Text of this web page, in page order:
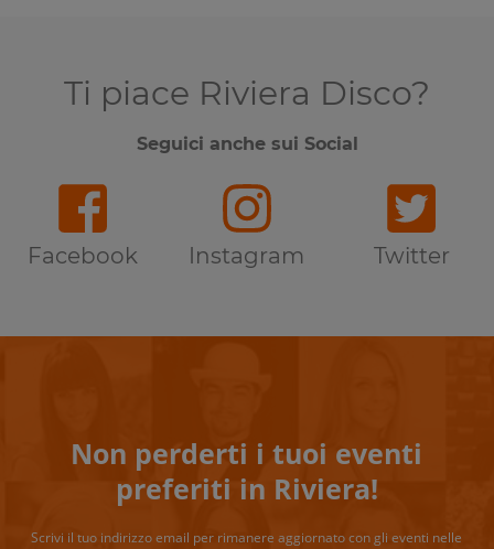
Ti piace Riviera Disco?
Seguici anche sui Social
Facebook Instagram Twitter
Non perderti i tuoi eventi
preferiti in Riviera!
Scrivi il tuo indirizzo email per rimanere aggiornato con gli eventi nelle